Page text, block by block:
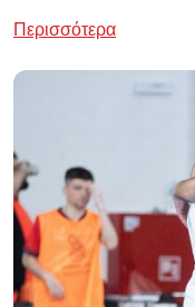
Περισσότερα